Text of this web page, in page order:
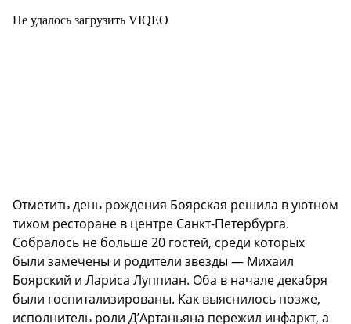
Не удалось загрузить VIQEO
Отметить день рождения Боярская решила в уютном
тихом ресторане в центре Санкт-Петербурга.
Собралось не больше 20 гостей, среди которых
были замечены и родители звезды — Михаил
Боярский и Лариса Луппиан. Оба в начале декабря
были госпитализированы. Как выяснилось позже,
исполнитель роли Д’Артаньяна пережил инфаркт, а